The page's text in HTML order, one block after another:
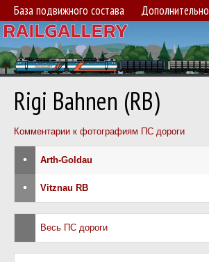
База подвижного состава Дополнительно
Rigi Bahnen (RB)
Комментарии к фотографиям ПС дороги
• Arth-Goldau
• Vitznau RB
Весь ПС дороги